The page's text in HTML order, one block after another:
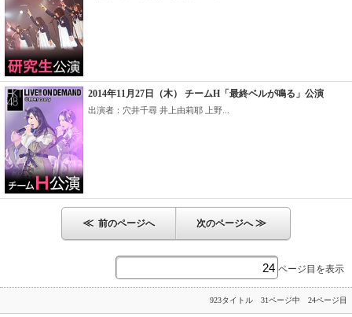
2014年11月27日（木） チームH「最終ベルが鳴る」公演
出演者：穴井千尋 井上由莉耶 上野...
≪ 前のページへ 次のページへ≫
ページ目を表示
923タイトル 31ページ中 24ページ目